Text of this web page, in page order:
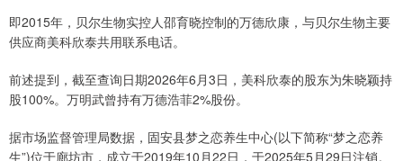
即2015年，贝尔生物实控人邵育晓控制的万德欣康，与贝尔生物主要
供应商美科欣泰共用联系电话。
前述提到，截至查询日期2026年6月3日，美科欣泰的股东为朱晓颖持
股100%。万明武曾持有万德浩菲2%股份。
据市场监督管理局数据，固安县梦之恋养生中心(以下简称“梦之恋养
生”)位于廊坊市，成立于2019年10月22日，于2025年5月29日注销。